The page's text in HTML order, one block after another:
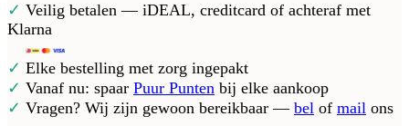
✓ Veilig betalen — iDEAL, creditcard of achteraf met
Klarna
✓ Elke bestelling met zorg ingepakt
✓ Vanaf nu: spaar Puur Punten bij elke aankoop
✓ Vragen? Wij zijn gewoon bereikbaar — bel of mail ons